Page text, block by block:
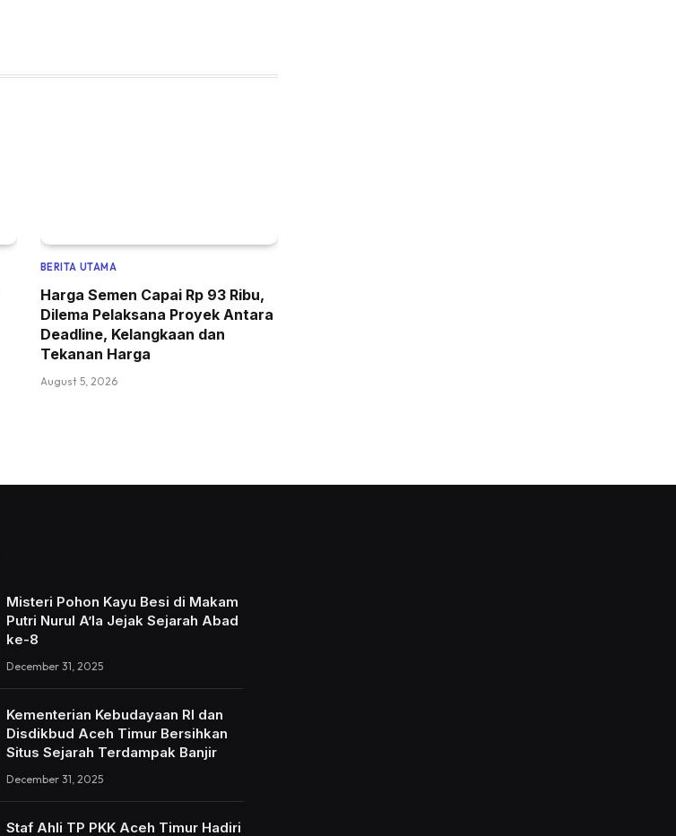
BERITA UTAMA
Harga Semen Capai Rp 93 Ribu,
Dilema Pelaksana Proyek Antara
Deadline, Kelangkaan dan
Tekanan Harga
August 5, 2026
Misteri Pohon Kayu Besi di Makam
Putri Nurul A’la Jejak Sejarah Abad
ke-8
December 31, 2025
Kementerian Kebudayaan RI dan
Disdikbud Aceh Timur Bersihkan
Situs Sejarah Terdampak Banjir
December 31, 2025
Staf Ahli TP PKK Aceh Timur Hadiri